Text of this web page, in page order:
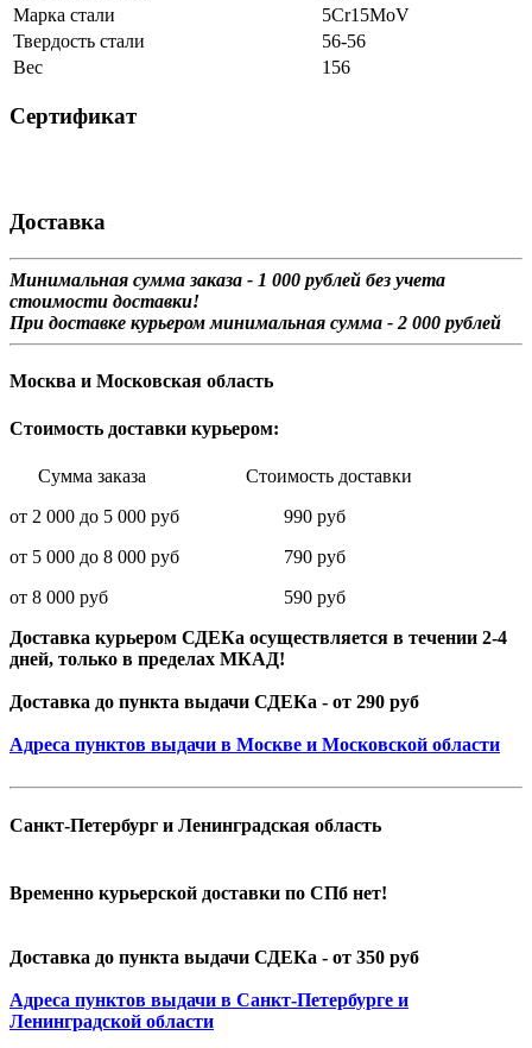
Марка стали
5Cr15MoV
Твердость стали
56-56
Вес
156
Сертификат
Доставка
Минимальная сумма заказа - 1 000 рублей без учета
стоимости доставки!
При доставке курьером минимальная сумма - 2 000 рублей
Москва и Московская область
Стоимость доставки курьером:
Сумма заказа Стоимость доставки
от 2 000 до 5 000 руб 990 руб
от 5 000 до 8 000 руб 790 руб
от 8 000 руб 590 руб
Доставка курьером СДЕКа осуществляется в течении 2-4
дней, только в пределах МКАД!
Доставка до пункта выдачи СДЕКа - от 290 руб
Адреса пунктов выдачи в Москве и Московской области
Санкт-Петербург и Ленинградская область
Временно курьерской доставки по СПб нет!
Доставка до пункта выдачи СДЕКа - от 350 руб
Адреса пунктов выдачи в Санкт-Петербурге и
Ленинградской области